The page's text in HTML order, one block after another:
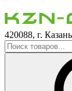
420088, г.